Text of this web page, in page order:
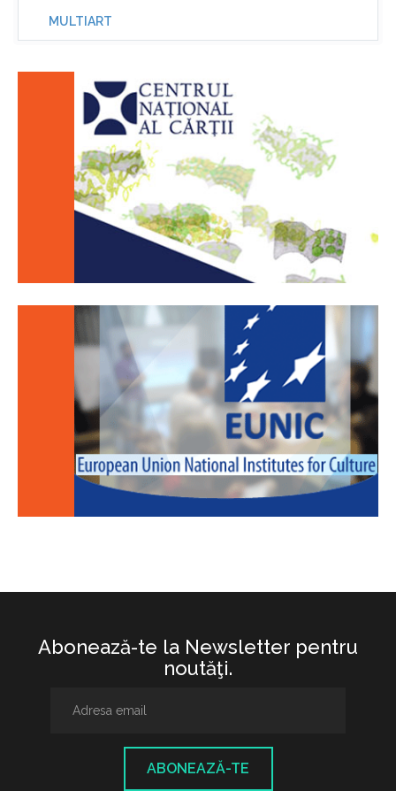
MULTIART
Abonează-te la Newsletter pentru
noutăţi.
ABONEAZĂ-TE